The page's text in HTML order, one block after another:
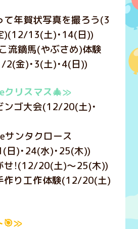
年賀状写真を撮ろう(3
)(12/13(土)・14(日))
流鏑馬(やぶさめ)体験
金)・3(土)・4(日))
クリスマス🎄≫
ゴ大会(12/20(土)・
ンタクロース
)・24(水)・25(木))
！(12/20(土)～25(木))
作り工作体験(12/20(土)
🎯≫